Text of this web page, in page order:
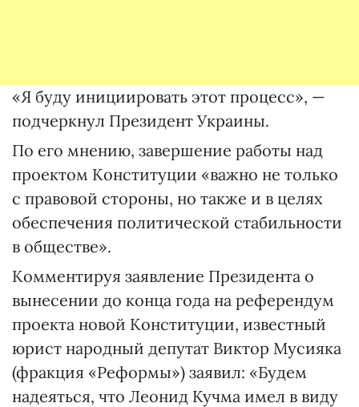
«Я буду инициировать этот процесс», —
подчеркнул Президент Украины.
По его мнению, завершение работы над
проектом Конституции «важно не только
с правовой стороны, но также и в целях
обеспечения политической стабильности
в обществе».
Комментируя заявление Президента о
вынесении до конца года на референдум
проекта новой Конституции, известный
юрист народный депутат Виктор Мусияка
(фракция «Реформы») заявил: «Будем
надеяться, что Леонид Кучма имел в виду